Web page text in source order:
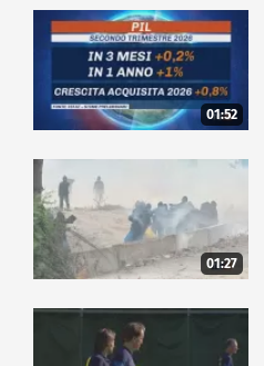
01:52
01:27